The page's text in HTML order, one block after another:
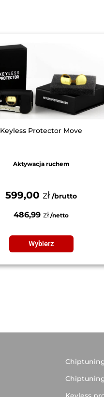
Keyless Protector Move
Aktywacja ruchem
599,00 zł
486,99 zł
Wybierz